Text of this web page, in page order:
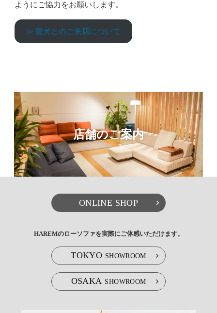
ようにご協力をお願いします。
≫ 愛犬とのご来店について
店舗のご案内
ONLINE SHOP
HAREMのローソファを実際にご体感いただけます。
TOKYO SHOWROOM
OSAKA SHOWROOM